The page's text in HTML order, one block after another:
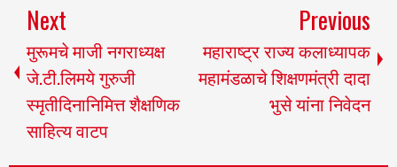
Next
मुरूमचे माजी नगराध्यक्ष
जे.टी.लिमये गुरुजी
स्मृतीदिनानिमित्त शैक्षणिक
साहित्य वाटप
Previous
महाराष्ट्र राज्य कलाध्यापक
महामंडळाचे शिक्षणमंत्री दादा
भुसे यांना निवेदन